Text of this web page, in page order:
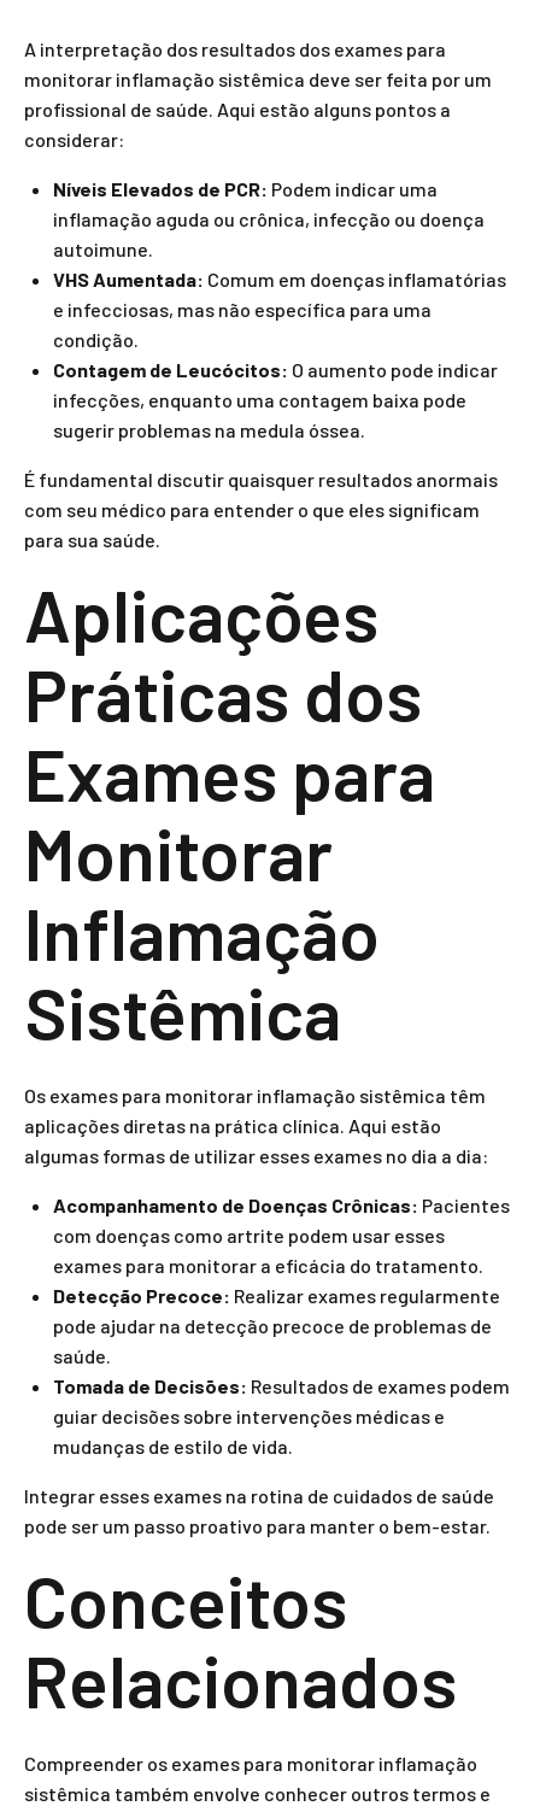
A interpretação dos resultados dos exames para
monitorar inflamação sistêmica deve ser feita por um
profissional de saúde. Aqui estão alguns pontos a
considerar:
Níveis Elevados de PCR: Podem indicar uma
inflamação aguda ou crônica, infecção ou doença
autoimune.
VHS Aumentada: Comum em doenças inflamatórias
e infecciosas, mas não específica para uma
condição.
Contagem de Leucócitos: O aumento pode indicar
infecções, enquanto uma contagem baixa pode
sugerir problemas na medula óssea.
É fundamental discutir quaisquer resultados anormais
com seu médico para entender o que eles significam
para sua saúde.
Aplicações
Práticas dos
Exames para
Monitorar
Inflamação
Sistêmica
Os exames para monitorar inflamação sistêmica têm
aplicações diretas na prática clínica. Aqui estão
algumas formas de utilizar esses exames no dia a dia:
Acompanhamento de Doenças Crônicas: Pacientes
com doenças como artrite podem usar esses
exames para monitorar a eficácia do tratamento.
Detecção Precoce: Realizar exames regularmente
pode ajudar na detecção precoce de problemas de
saúde.
Tomada de Decisões: Resultados de exames podem
guiar decisões sobre intervenções médicas e
mudanças de estilo de vida.
Integrar esses exames na rotina de cuidados de saúde
pode ser um passo proativo para manter o bem-estar.
Conceitos
Relacionados
Compreender os exames para monitorar inflamação
sistêmica também envolve conhecer outros termos e